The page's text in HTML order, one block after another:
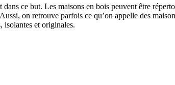
ce but. Les maisons en bois peuvent être
on retrouve parfois ce qu’on appelle des
isolantes et originales.